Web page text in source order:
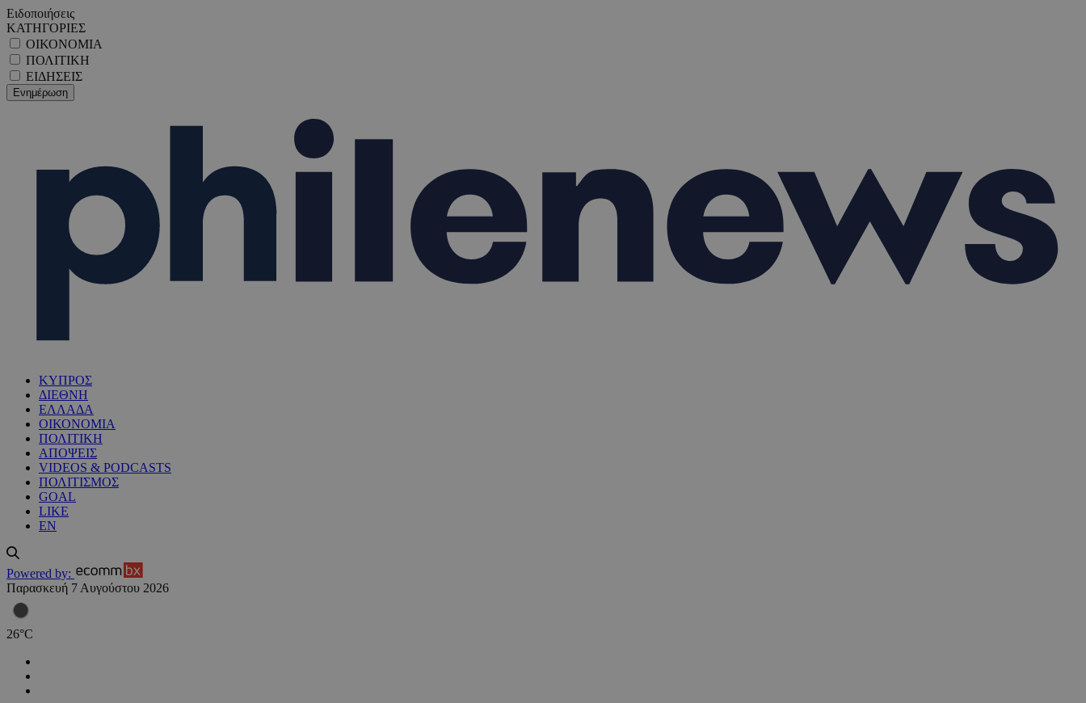
Ειδοποιήσεις
ΚΑΤΗΓΟΡΙΕΣ
ΟΙΚΟΝΟΜΙΑ
ΠΟΛΙΤΙΚΗ
ΕΙΔΗΣΕΙΣ
ΚΥΠΡΟΣ
ΔΙΕΘΝΗ
ΕΛΛΑΔΑ
ΟΙΚΟΝΟΜΙΑ
ΠΟΛΙΤΙΚΗ
ΑΠΟΨΕΙΣ
VIDEOS & PODCASTS
ΠΟΛΙΤΙΣΜΟΣ
GOAL
LIKE
EN
Powered by:
Παρασκευή 7 Αυγούστου 2026
26°C